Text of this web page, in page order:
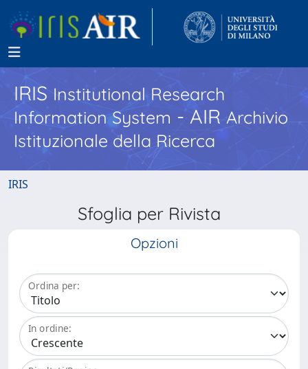
IRISInstitutional Research
Information System - AIR Archivio
Istituzionale della Ricerca
IRIS
Sfoglia per Rivista
Opzioni
Ordina per:
In ordine: